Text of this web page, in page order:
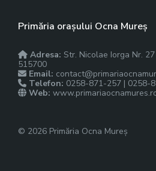
Primăria orașului Ocna Mureș
Adresa: Str. Nicolae Iorga Nr.
515700
Email:
Telefon: 0258-871-257 | 0258-
Web:
© 2026 Primăria Ocna Mureș